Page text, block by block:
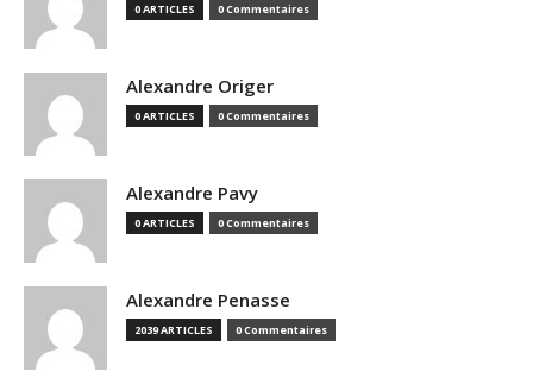
0 ARTICLES 0 Commentaires
Alexandre Origer
0 ARTICLES 0 Commentaires
Alexandre Pavy
0 ARTICLES 0 Commentaires
Alexandre Penasse
2039 ARTICLES 0 Commentaires